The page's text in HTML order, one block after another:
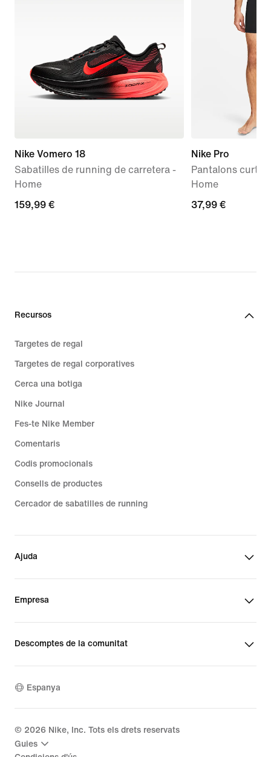
Nike Vomero 18
Sabatilles de running de carretera -
Home
159,99 €
159,99 €
Nike Pro
Pantalons curts
Home
37,99 €
37,99 €
Recursos
Targetes de regal
Targetes de regal corporatives
Cerca una botiga
Nike Journal
Fes-te Nike Member
Comentaris
Codis promocionals
Consells de productes
Cercador de sabatilles de running
Ajuda
Empresa
Descomptes de la comunitat
Espanya
© 2026 Nike, Inc. Tots els drets reservats
Guies